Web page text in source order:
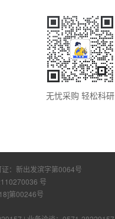
无忧采购 轻松科研
： 新出发滨字第0064号
号
第00246号